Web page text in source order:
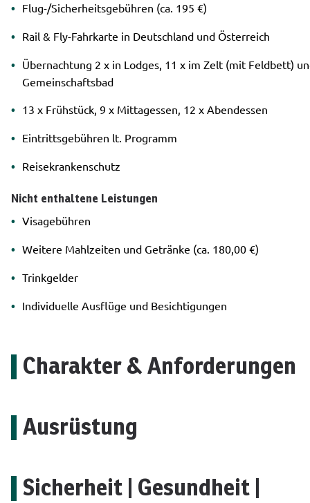
Flug-/Sicherheitsgebühren (ca. 195 €)
Rail & Fly-Fahrkarte in Deutschland und Österreich
Übernachtung 2 x in Lodges, 11 x im Zelt (mit Feldbett)
Gemeinschaftsbad
13 x Frühstück, 9 x Mittagessen, 12 x Abendessen
Eintrittsgebühren lt. Programm
Reisekrankenschutz
Nicht enthaltene Leistungen
Visagebühren
Weitere Mahlzeiten und Getränke (ca. 180,00 €)
Trinkgelder
Individuelle Ausflüge und Besichtigungen
Charakter & Anforderungen
Ausrüstung
Sicherheit | Gesundheit |